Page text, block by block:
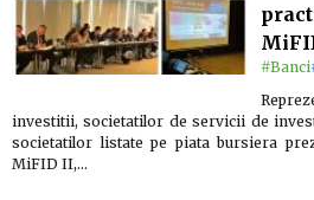
#Banci
investitii, societatilor de servicii de
societatilor listate pe piata bursiera
MiFID II,…